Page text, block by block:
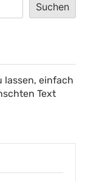
Suchen
lassen, einfach
Text